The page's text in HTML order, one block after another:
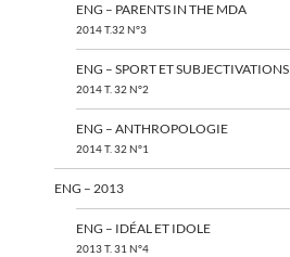
ENG – PARENTS IN THE MDA
2014 T.32 N°3
ENG – SPORT ET SUBJECTIVATIONS
2014 T. 32 N°2
ENG – ANTHROPOLOGIE
2014 T. 32 N°1
ENG – 2013
ENG – IDÉAL ET IDOLE
2013 T. 31 N°4